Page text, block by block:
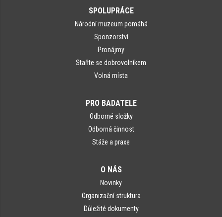
SPOLUPRÁCE
Národní muzeum pomáhá
Sponzorství
Pronájmy
Staňte se dobrovolníkem
Volná místa
PRO BADATELE
Odborné složky
Odborná činnost
Stáže a praxe
O NÁS
Novinky
Organizační struktura
Důležité dokumenty